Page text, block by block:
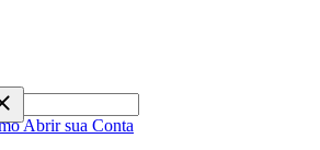
Abrir sua Conta